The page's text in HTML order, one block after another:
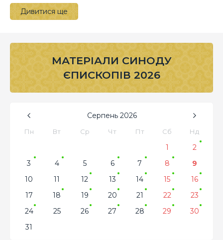
Дивитися ще
МАТЕРІАЛИ СИНОДУ
ЄПИСКОПІВ 2026
Серпень 2026
Пн Вт Ср Чт Пт Сб Нд
1
2
3
4 5 6 7 8
9
10
11 12 13 14 15
16
17
18 19 20 21 22
23
24
25 26 27 28 29
30
31